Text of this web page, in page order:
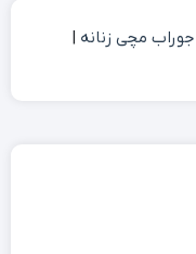
جوراب مچی زنانه |